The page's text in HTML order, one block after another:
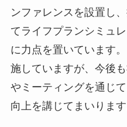
ンファレンスを設置し
てライフプランシミュ
に力点を置いています
施していますが、今後
やミーティングを通じ
向上を講じてまいります